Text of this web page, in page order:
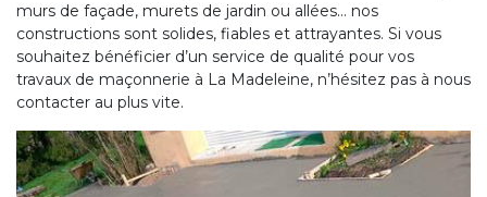
murs de façade, murets de jardin ou allées… nos
constructions sont solides, fiables et attrayantes. Si vous
souhaitez bénéficier d’un service de qualité pour vos
travaux de maçonnerie à La Madeleine, n’hésitez pas à nous
contacter au plus vite.